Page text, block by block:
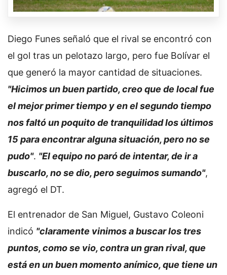
Diego Funes señaló que el rival se encontró con
el gol tras un pelotazo largo, pero fue Bolívar el
que generó la mayor cantidad de situaciones.
"Hicimos un buen partido, creo que de local fue
el mejor primer tiempo y en el segundo tiempo
nos faltó un poquito de tranquilidad los últimos
15 para encontrar alguna situación, pero no se
pudo". "El equipo no paró de intentar, de ir a
buscarlo, no se dio, pero seguimos sumando",
agregó el DT.
El entrenador de San Miguel, Gustavo Coleoni
indicó "claramente vinimos a buscar los tres
puntos, como se vio, contra un gran rival, que
está en un buen momento anímico, que tiene un